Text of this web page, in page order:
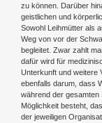
zu können. Darüber
geistlichen und
Sowohl Leihmütter als
Weg von vor der
begleitet. Zwar zahlt
dafür wird für
Unterkunft und weitere
ebenfalls darum, dass
während der
Möglichkeit besteht,
der jeweiligen